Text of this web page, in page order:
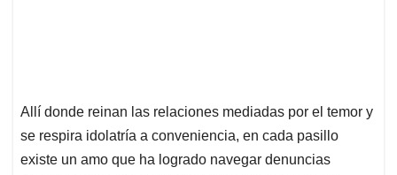
Allí donde reinan las relaciones mediadas por el temor y
se respira idolatría a conveniencia, en cada pasillo
existe un amo que ha logrado navegar denuncias